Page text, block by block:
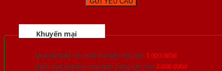
Khuyến mại
Quà tặng đồ nội thất trang trí lên đến 1.000.000đ
Giảm trực tiếp khi mua đơn hàng lớn hơn 3.000.000đ